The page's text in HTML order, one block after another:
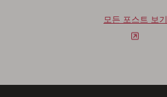
모든 포스트 보기